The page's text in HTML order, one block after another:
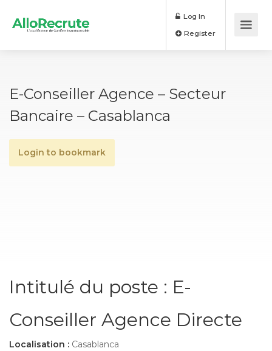
Log In
E-Conseiller Agence – Secteur
Bancaire – Casablanca
Login to bookmark
Intitulé du poste : E-
Conseiller Agence Directe
Localisation : Casablanca